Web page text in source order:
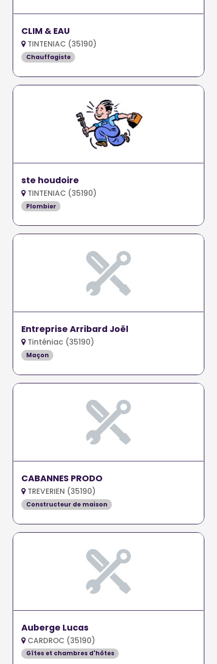
CLIM & EAU
TINTENIAC (35190)
Chauffagiste
ste houdoire
TINTENIAC (35190)
Plombier
Entreprise Arribard Joël
Tinténiac (35190)
Maçon
CABANNES PRODO
TREVERIEN (35190)
Constructeur de maison
Auberge Lucas
CARDROC (35190)
Gîtes et chambres d'hôtes